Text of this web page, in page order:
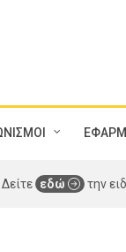
Δείτε εδώ την